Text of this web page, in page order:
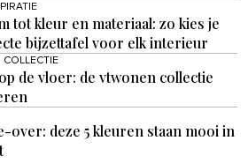
tot kleur en materiaal: zo kies je
bijzettafel voor elk interieur
de vloer: de vtwonen collectie
over: deze 5 kleuren staan mooi in